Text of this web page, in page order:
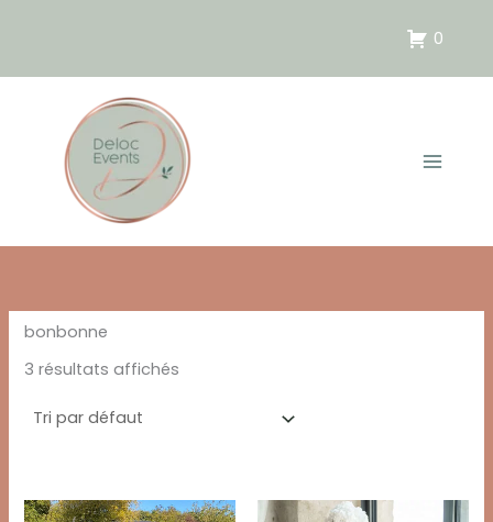
0
bonbonne
3 résultats affichés